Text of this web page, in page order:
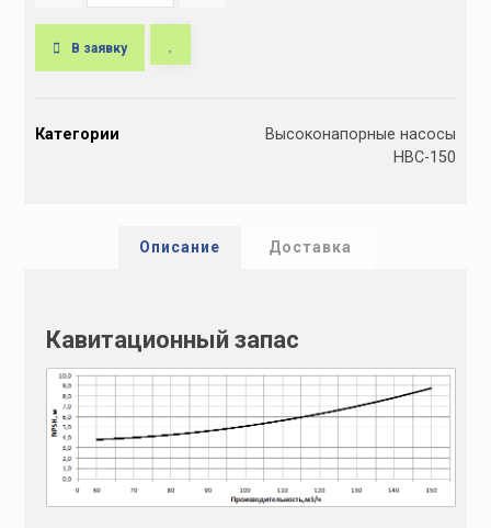
В заявку
tКатегории
Высоконапорные насосы
НВС-150
Описание Доставка
Кавитационный запас